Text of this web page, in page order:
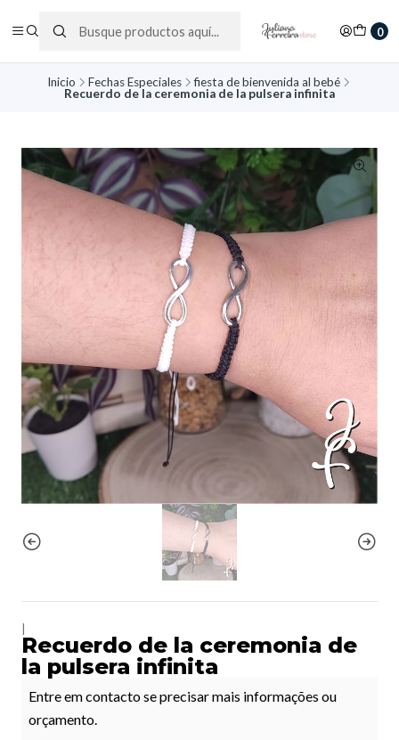
0
Inicio Fechas Especiales
fiesta de bienvenida al bebé
Recuerdo de la ceremonia de la pulsera infinita
Recuerdo de la ceremonia de
la pulsera infinita
Entre em contacto se precisar mais informações ou
orçamento.